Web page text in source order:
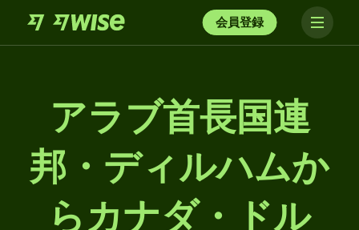
会員登録
アラブ首長国連
邦・ディルハムか
らカナダ・ドル